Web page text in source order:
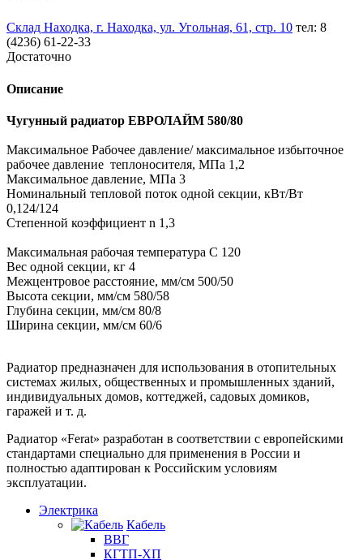
Склад Находка, г. Находка, ул. Угольная, 61, стр. 10 тел: 8
(4236) 61-22-33
Достаточно
Описание
Чугунный радиатор ЕВРОЛАЙМ 580/80
Максимальное Рабочее давление/ максимальное избыточное
рабочее давление теплоносителя, МПа 1,2
Максимальное давление, МПа 3
Номинальный тепловой поток одной секции, кВт/Вт
0,124/124
Степенной коэффициент n 1,3
Максимальная рабочая температура С 120
Вес одной секции, кг 4
Межцентровое расстояние, мм/см 500/50
Высота секции, мм/см 580/58
Глубина секции, мм/см 80/8
Ширина секции, мм/см 60/6
Радиатор предназначен для использования в отопительных
системах жилых, общественных и промышленных зданий,
индивидуальных домов, коттеджей, садовых домиков,
гаражей и т. д.
Радиатор «Ferat» разработан в соответствии с европейскими
стандартами специально для применения в России и
полностью адаптирован к Российским условиям
эксплуатации.
Электрика
Кабель
ВВГ
КГТП-ХП